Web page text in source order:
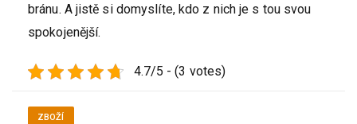
bránu. A jistě si domyslíte, kdo z nich je s tou svou
spokojenější.
4.7/5 - (3 votes)
ZBOŽÍ